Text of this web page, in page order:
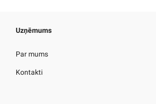
Uzņēmums
Par mums
Kontakti